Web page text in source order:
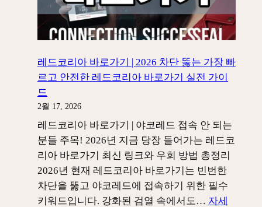
지
않
게
는
실
환
가
이
드
|
2026
차
단
완
는
실
전
우
회
순
레드코리아 바로가기 | 2026 차단 뚫는 가장 빠
르고 안전한 레드코리아 바로가기 실전 가이
드
2월 17, 2026
레드코리아 바로가기 | 야코레드 접속 안 되는
분들 주목! 2026년 지금 당장 들어가는 레드코
리아 바로가기 최신 링크와 우회 방법 총정리
2026년 현재 레드코리아 바로가기는 빈번한
차단을 뚫고 야코레드에 접속하기 위한 필수
키워드입니다. 강화된 검열 속에서도… 자세